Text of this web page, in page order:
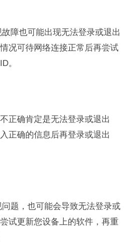
障也可能出现无法登录或退出
况可待网络连接正常后再尝试
。
正确肯定是无法登录或退出
正确的信息后再登录或退出
题，也可能会导致无法登录或
试更新您设备上的软件，再重